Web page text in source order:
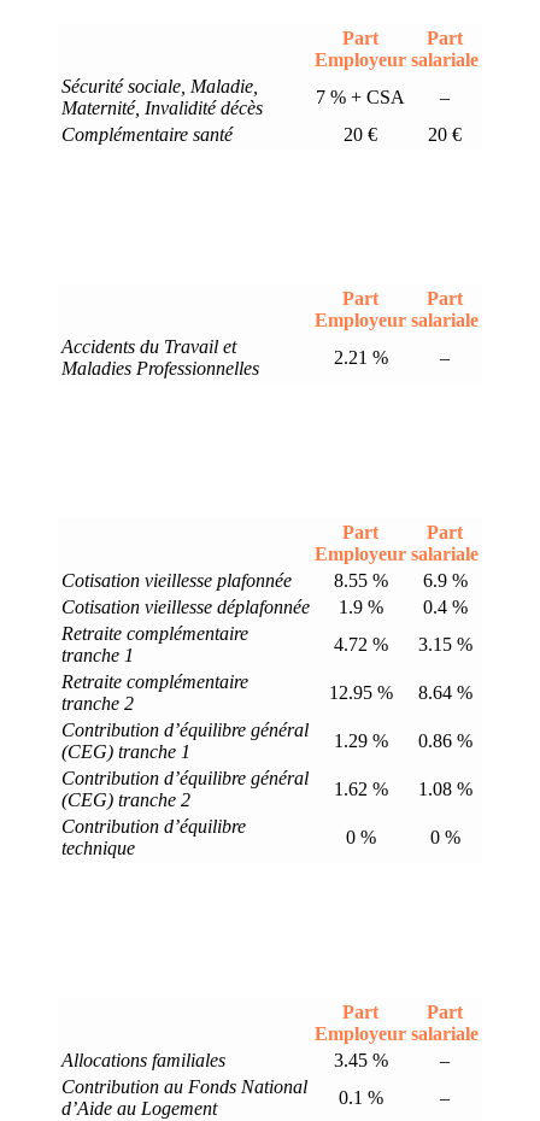
Part
Employeur
Part
salariale
Sécurité sociale, Maladie,
Maternité, Invalidité décès
7 % + CSA
–
Complémentaire santé
20 € 20 €
Part
Employeur
Part
salariale
Accidents du Travail et
Maladies Professionnelles
2.21 % –
Part
Employeur
Part
salariale
Cotisation vieillesse plafonnée
8.55 %
6.9 %
Cotisation vieillesse déplafonnée
1.9 %
0.4 %
Retraite complémentaire
tranche 1
4.72 %
3.15 %
Retraite complémentaire
tranche 2
12.95 %
8.64 %
Contribution d’équilibre général
(CEG) tranche 1
1.29 %
0.86 %
Contribution d’équilibre général
(CEG) tranche 2
1.62 %
1.08 %
Contribution d’équilibre
technique
0 % 0 %
Part
Employeur
Part
salariale
Allocations familiales
3.45 %
–
Contribution au Fonds National
d’Aide au Logement
0.1 % –